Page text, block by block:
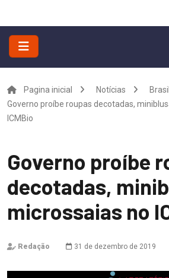
Pagina inicial Notícias
Brasil
Governo proíbe roupas decotadas,
ICMBio
Governo proíbe
decotadas,
microssaias no
Redação 31 de dezembro de 2019